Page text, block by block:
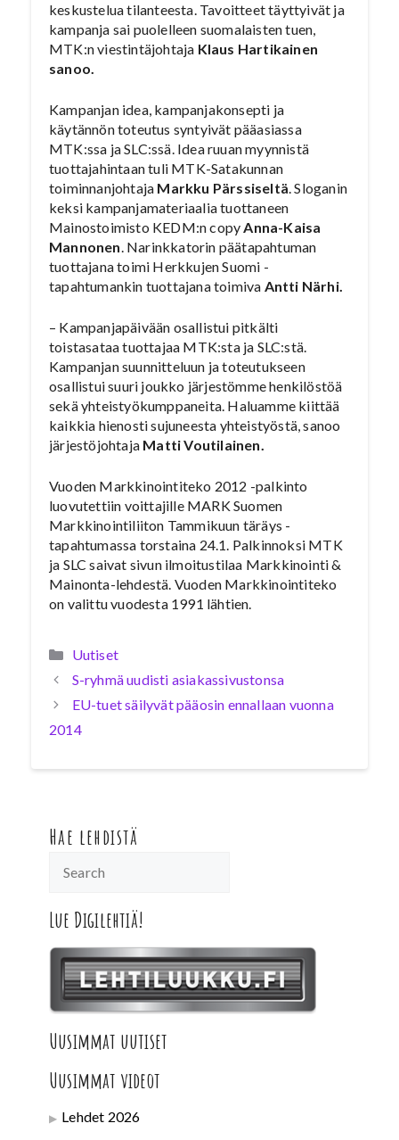
keskustelua tilanteesta. Tavoitteet täyttyivät ja
kampanja sai puolelleen suomalaisten tuen,
MTK:n viestintäjohtaja Klaus Hartikainen
sanoo.
Kampanjan idea, kampanjakonsepti ja
käytännön toteutus syntyivät pääasiassa
MTK:ssa ja SLC:ssä. Idea ruuan myynnistä
tuottajahintaan tuli MTK-Satakunnan
toiminnanjohtaja Markku Pärssiseltä. Sloganin
keksi kampanjamateriaalia tuottaneen
Mainostoimisto KEDM:n copyAnna-Kaisa
Mannonen. Narinkkatorin päätapahtuman
tuottajana toimi Herkkujen Suomi -
tapahtumankin tuottajana toimiva Antti Närhi.
– Kampanjapäivään osallistui pitkälti
toistasataa tuottajaa MTK:sta ja SLC:stä.
Kampanjan suunnitteluun ja toteutukseen
osallistui suuri joukko järjestömme henkilöstöä
sekä yhteistyökumppaneita. Haluamme kiittää
kaikkia hienosti sujuneesta yhteistyöstä, sanoo
järjestöjohtaja Matti Voutilainen.
Vuoden Markkinointiteko 2012 -palkinto
luovutettiin voittajille MARK Suomen
Markkinointiliiton Tammikuun täräys -
tapahtumassa torstaina 24.1. Palkinnoksi MTK
ja SLC saivat sivun ilmoitustilaa Markkinointi &
Mainonta-lehdestä. Vuoden Markkinointiteko
on valittu vuodesta 1991 lähtien.
Kategoriat
Uutiset
S-ryhmä uudisti asiakassivustonsa
EU-tuet säilyvät pääosin ennallaan vuonna
2014
Hae lehdistä
Lue Digilehtiä!
Uusimmat uutiset
Uusimmat videot
Lehdet 2026